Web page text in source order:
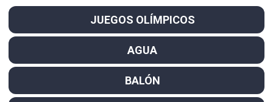
JUEGOS OLÍMPICOS
AGUA
BALÓN